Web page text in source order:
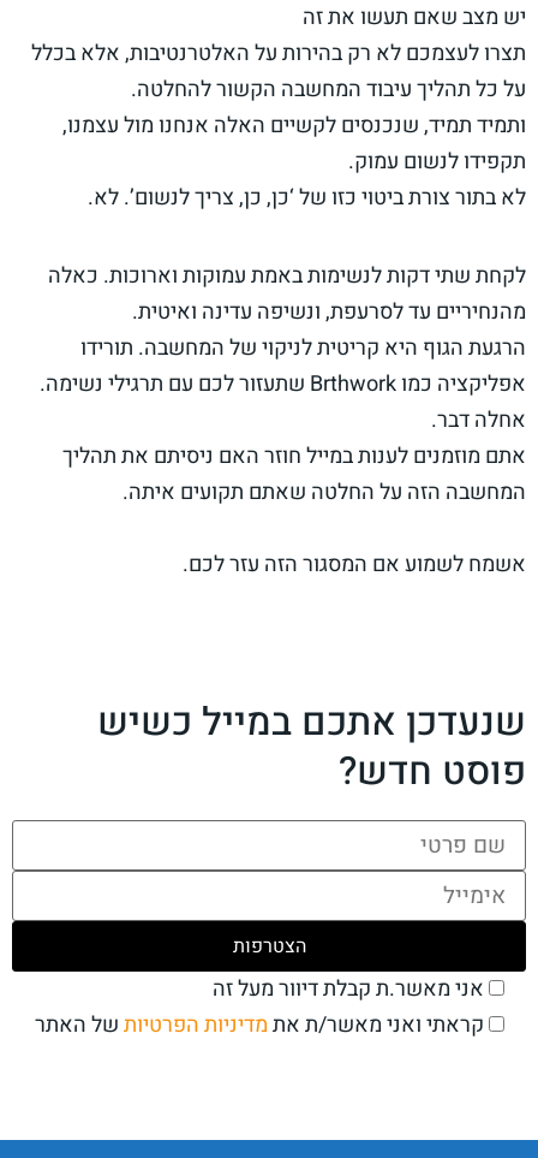
יש מצב שאם תעשו את זה
תצרו לעצמכם לא רק בהירות על האלטרנטיבות, אלא בכלל
על כל תהליך עיבוד המחשבה הקשור להחלטה.
ותמיד תמיד, שנכנסים לקשיים האלה אנחנו מול עצמנו,
תקפידו לנשום עמוק.
לא בתור צורת ביטוי כזו של ‘כן, כן, צריך לנשום’. לא.
לקחת שתי דקות לנשימות באמת עמוקות וארוכות. כאלה
מהנחיריים עד לסרעפת, ונשיפה עדינה ואיטית.
הרגעת הגוף היא קריטית לניקוי של המחשבה. תורידו
אפליקציה כמו Brthwork שתעזור לכם עם תרגילי נשימה.
אחלה דבר.
אתם מוזמנים לענות במייל חוזר האם ניסיתם את תהליך
המחשבה הזה על החלטה שאתם תקועים איתה.
אשמח לשמוע אם המסגור הזה עזר לכם.
שנעדכן אתכם במייל כשיש
פוסט חדש?
אני מאשר.ת קבלת דיוור מעל זה
קראתי ואני מאשר/תאתמדיניות הפרטיותשל האתר